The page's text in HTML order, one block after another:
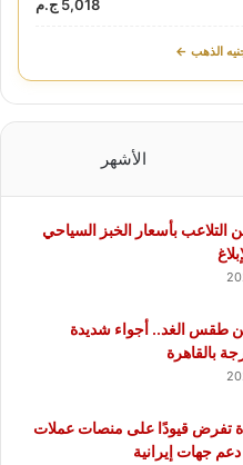
5,018 ج.م
الذهب ←
الأشهر
التلاعب بأسعار الخبز السياحي
طقس الغد.. أجواء شديدة
تفرض قيودًا على منصات عملات
جهات إيرانية